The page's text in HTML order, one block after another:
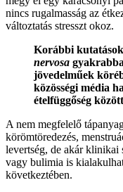
nincs rugalmasság az
változtatás stresszt okoz.
Korábbi
nervosa
jövedelműek
közösségi média
ételfüggőség
A nem megfelelő
körömtöredezés,
levertség, de akár klinikai
vagy bulimia is
következtében.